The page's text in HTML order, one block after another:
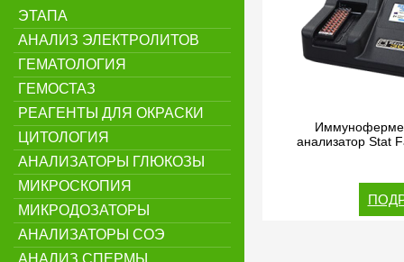
ЭТАПА
АНАЛИЗ ЭЛЕКТРОЛИТОВ
ГЕМАТОЛОГИЯ
ГЕМОСТАЗ
РЕАГЕНТЫ ДЛЯ ОКРАСКИ
ЦИТОЛОГИЯ
АНАЛИЗАТОРЫ ГЛЮКОЗЫ
МИКРОСКОПИЯ
МИКРОДОЗАТОРЫ
АНАЛИЗАТОРЫ СОЭ
АНАЛИЗ СПЕРМЫ
анализатор Stat